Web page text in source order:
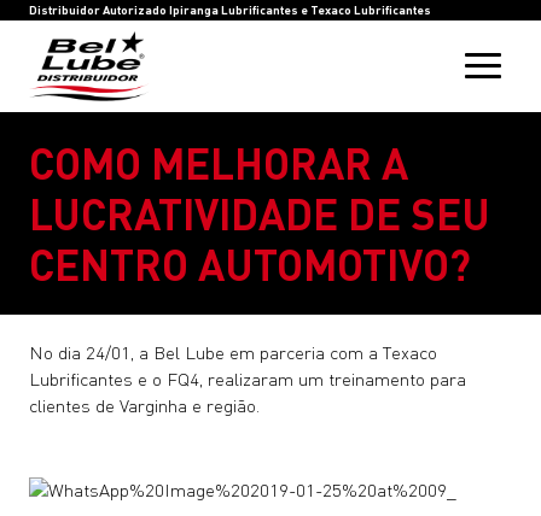
Distribuidor Autorizado Ipiranga Lubrificantes e Texaco Lubrificantes
HOME
BEL LUBE
BLOG
RASTREIE SUA COMPRA
INOVAÇÃO
SAC
IPIRANGA LUBRIFICANTES
TEXACO LUBRIFICANTES
COMO MELHORAR A
LUCRATIVIDADE DE SEU
CENTRO AUTOMOTIVO?
No dia 24/01, a Bel Lube em parceria com a Texaco
Lubrificantes e o FQ4, realizaram um treinamento para
clientes de Varginha e região.